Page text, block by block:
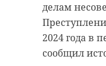
делам
2024 года в
сообщил